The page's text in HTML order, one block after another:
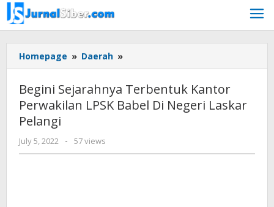
Skip
to
content
Homepage » Daerah »
Sejarahnya
Kantor
Perwakilan
Negeri
Begini Sejarahnya Terbentuk Kantor
Perwakilan LPSK Babel Di Negeri Laskar
Pelangi
July 5, 2022
by
Jurnalsiber
- 57 views